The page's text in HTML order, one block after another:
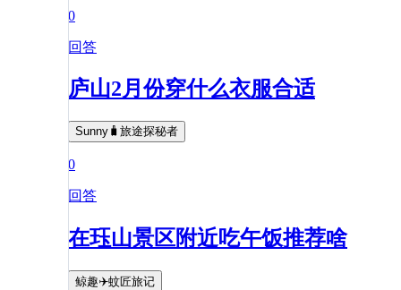
0
回答
庐山2月份穿什么衣服合适
Sunny🧳旅途探秘者
0
回答
在珏山景区附近吃午饭推荐啥
鲸趣✈️蚊匠旅记